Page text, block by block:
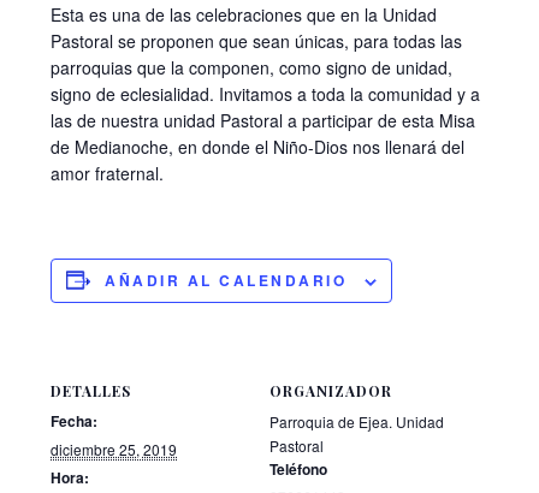
Esta es una de las celebraciones que en la Unidad
Pastoral se proponen que sean únicas, para todas las
parroquias que la componen, como signo de unidad,
signo de eclesialidad. Invitamos a toda la comunidad y a
las de nuestra unidad Pastoral a participar de esta Misa
de Medianoche, en donde el Niño-Dios nos llenará del
amor fraternal.
AÑADIR AL CALENDARIO
DETALLES
Fecha:
diciembre 25, 2019
Hora:
ORGANIZADOR
Parroquia de Ejea. Unidad
Pastoral
Teléfono